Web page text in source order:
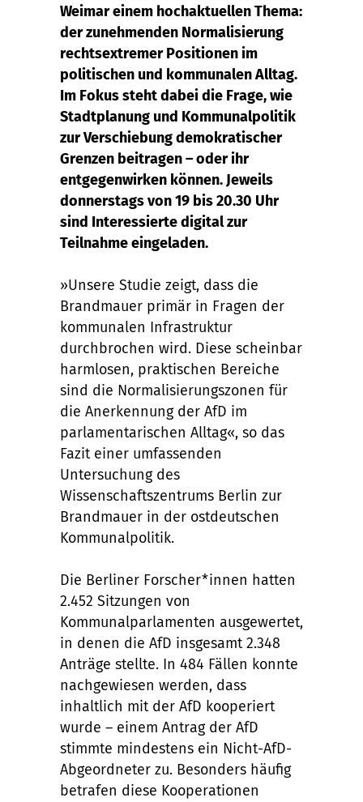
Weimar einem hochaktuellen Thema:
der zunehmenden Normalisierung
rechtsextremer Positionen im
politischen und kommunalen Alltag.
Im Fokus steht dabei die Frage, wie
Stadtplanung und Kommunalpolitik
zur Verschiebung demokratischer
Grenzen beitragen – oder ihr
entgegenwirken können. Jeweils
donnerstags von 19 bis 20.30 Uhr
sind Interessierte digital zur
Teilnahme eingeladen.
»Unsere Studie zeigt, dass die
Brandmauer primär in Fragen der
kommunalen Infrastruktur
durchbrochen wird. Diese scheinbar
harmlosen, praktischen Bereiche
sind die Normalisierungszonen für
die Anerkennung der AfD im
parlamentarischen Alltag«, so das
Fazit einer umfassenden
Untersuchung des
Wissenschaftszentrums Berlin zur
Brandmauer in der ostdeutschen
Kommunalpolitik.
Die Berliner Forscher*innen hatten
2.452 Sitzungen von
Kommunalparlamenten ausgewertet,
in denen die AfD insgesamt 2.348
Anträge stellte. In 484 Fällen konnte
nachgewiesen werden, dass
inhaltlich mit der AfD kooperiert
wurde – einem Antrag der AfD
stimmte mindestens ein Nicht-AfD-
Abgeordneter zu. Besonders häufig
betrafen diese Kooperationen